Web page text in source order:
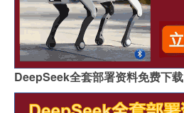
DeepSeek全套部署资料免费下载